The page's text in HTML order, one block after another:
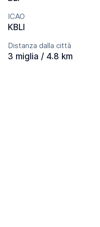
ICAO
KBLI
Distanza dalla città
3 miglia / 4.8 km